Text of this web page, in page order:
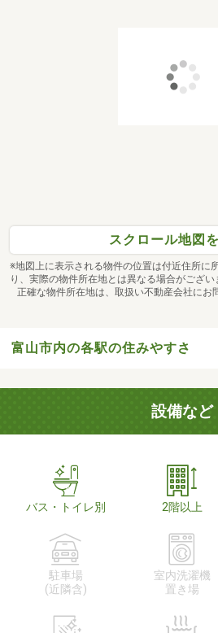
スクロール地図
※地図上に表示される物件の位置は付近住所に
り、実際の物件所在地とは異なる場合がござい
正確な物件所在地は、取扱い不動産会社にお
富山市内の各駅の住みやすさ
設備など
バス・トイレ別 2階以上
駐車場
(近隣含)
室内洗濯機
置き場